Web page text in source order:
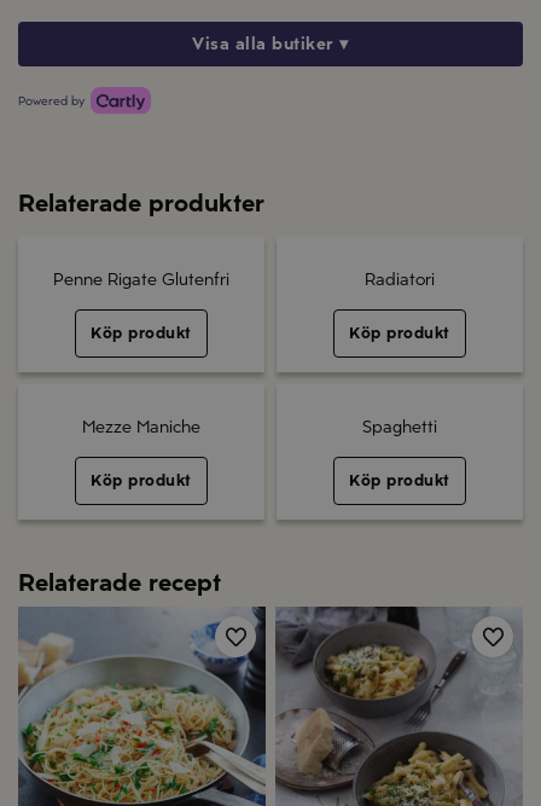
Visa alla butiker ▾
Powered by
Relaterade produkter
Penne Rigate Glutenfri
Köp produkt
Radiatori
Köp produkt
Mezze Maniche
Köp produkt
Spaghetti
Köp produkt
Relaterade recept
Spara